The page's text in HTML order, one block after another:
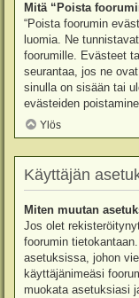
Mitä “Poista
“Poista foorumin
luomia. Ne
foorumille. Evästeet
seurantaa, jos ne
sinulla on sisään tai
evästeiden
Ylös
Käyttäjän
Miten muutan
Jos olet
foorumin
asetuksissa, johon
käyttäjänimeäsi
muokata asetuksiasi